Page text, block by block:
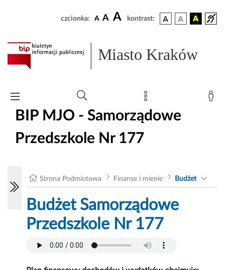
czcionka: A A A kontrast:
Miasto Kraków
BIP MJO - Samorządowe
Przedszkole Nr 177
Strona Podmiotowa Finanse i mienie Budżet
Budżet Samorządowe
Przedszkole Nr 177